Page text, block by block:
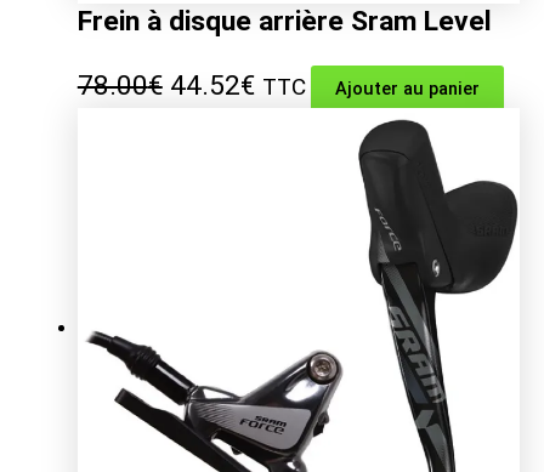
Frein à disque arrière Sram Level
78.00€ Le
44.52€Le
TTC Ajouter au panier